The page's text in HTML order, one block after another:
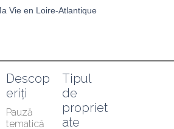
Vie en Loire-Atlantique
Descop
eriți
Pauză
tematică
Tipul
de
propriet
ate